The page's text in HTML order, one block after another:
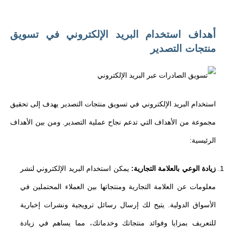
أهداف استخدام البريد الإلكتروني في تسويق
منتجات التصدير
استخدام البريد الإلكتروني في تسويق منتجات التصدير يهدف إلى تحقيق
مجموعة من الأهداف التي تدعم نجاح عملية التصدير. ومن بين الأهداف
الرئيسية:
زيادة الوعي بالعلامة التجارية: يمكن استخدام البريد الإلكتروني لنشر
معلومات عن العلامة التجارية ومنتجاتها بين العملاء المحتملين في
الأسواق الدولية. يتيح لك إرسال رسائل ترويجية ونشرات إخبارية
للتعريف بمزايا وفوائد منتجاتك وخدماتك، مما يساهم في زيادة